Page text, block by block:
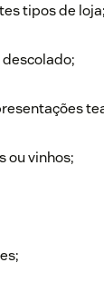
tipos de loja;
ou vinhos;